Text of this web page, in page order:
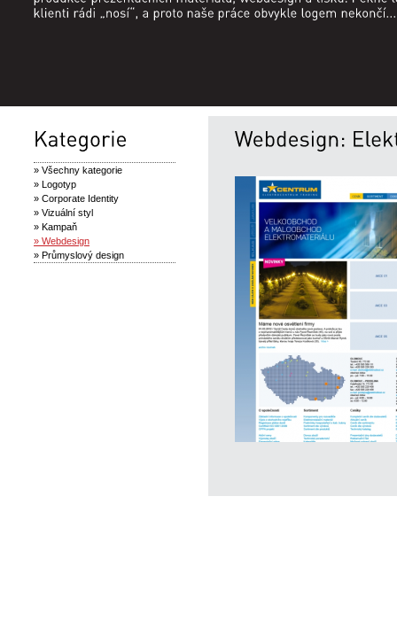
» Všechny kategorie
» Logotyp
» Corporate Identity
» Vizuální styl
» Kampaň
» Webdesign
» Průmyslový design